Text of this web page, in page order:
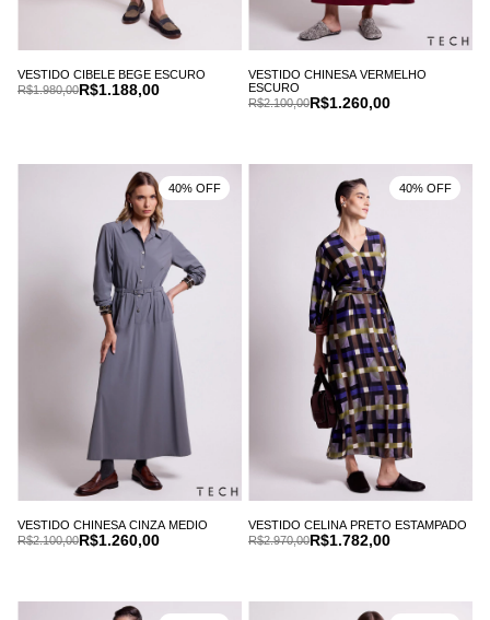
VESTIDO CIBELE BEGE ESCURO
R$1.188,00
R$1.980,00
VESTIDO CHINESA VERMELHO
ESCURO
R$1.260,00
R$2.100,00
VESTIDO CHINESA CINZA MEDIO
R$1.260,00
R$2.100,00
40% OFF
VESTIDO CELINA PRETO ESTAMPADO
R$1.782,00
R$2.970,00
40% OFF